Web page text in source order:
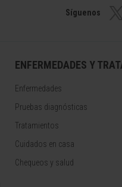
Síguenos
ENFERMEDADES Y
Enfermedades
Pruebas diagnósticas
Tratamientos
Cuidados en casa
Chequeos y salud